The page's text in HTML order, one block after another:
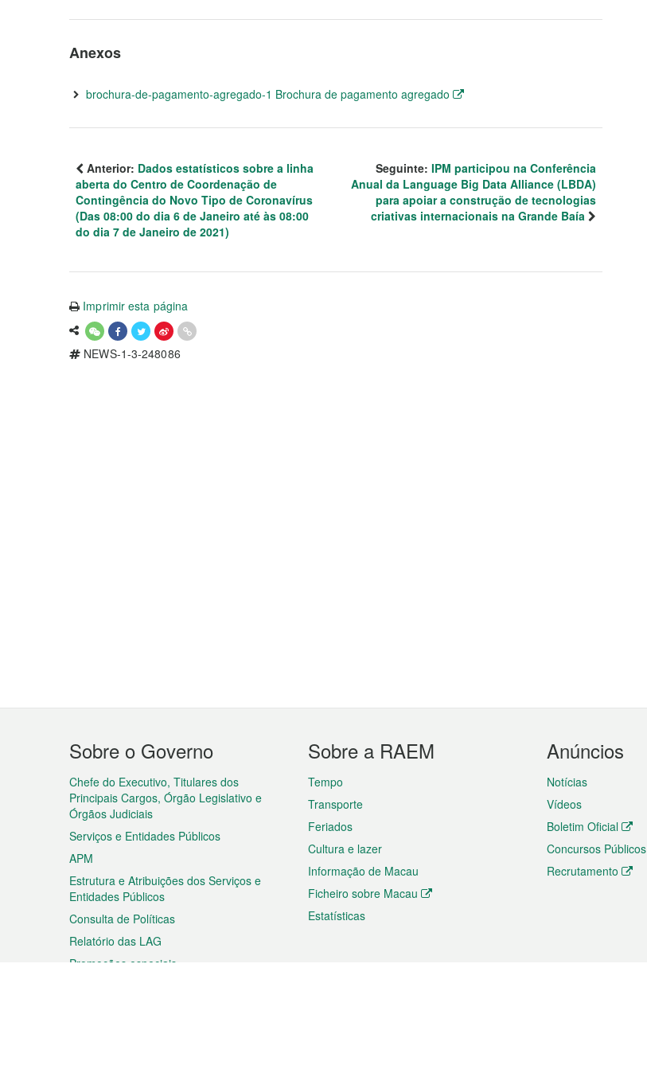
Anexos
brochura-de-pagamento-agregado-1 Brochura de pagamento agregado
Anterior: Dados estatísticos sobre a linha
aberta do Centro de Coordenação de
Contingência do Novo Tipo de Coronavírus
(Das 08:00 do dia 6 de Janeiro até às 08:00
do dia 7 de Janeiro de 2021)
Seguinte: IPM participou na Conferência
Anual da Language Big Data Alliance (LBDA)
para apoiar a construção de tecnologias
criativas internacionais na Grande Baía
Imprimir esta página
NEWS-1-3-248086
Menu
do
rodapé
Sobre o Governo
Chefe do Executivo, Titulares dos
Principais Cargos, Órgão Legislativo e
Órgãos Judiciais
Serviços e Entidades Públicos
APM
Estrutura e Atribuições dos Serviços e
Entidades Públicos
Consulta de Políticas
Relatório das LAG
Promoções especiais
Sobre a RAEM
Tempo
Transporte
Feriados
Cultura e lazer
Informação de Macau
Ficheiro sobre Macau
Estatísticas
Anúncios
Notícias
Vídeos
Boletim Oficial
Concursos Públicos
Recrutamento